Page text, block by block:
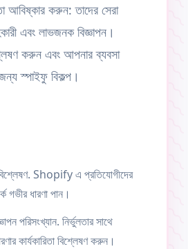
আবিষ্কার করুন: তাদের সেরা
এবং লাভজনক বিজ্ঞাপন।
করুন এবং আপনার ব্যবসা
স্পাইফু বিকল্প।
Shopify এ প্রতিযোগীদের
গভীর ধারণা পান।
পরিসংখ্যান. নির্ভুলতার সাথে
কার্যকারিতা বিশ্লেষণ করুন।